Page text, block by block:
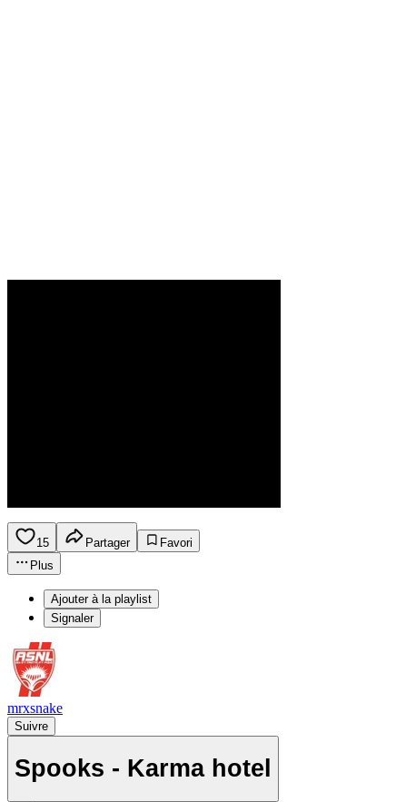
15 Partager
Favori
Plus
Ajouter à la playlist
Signaler
mrxsnake
Suivre
Spooks - Karma hotel